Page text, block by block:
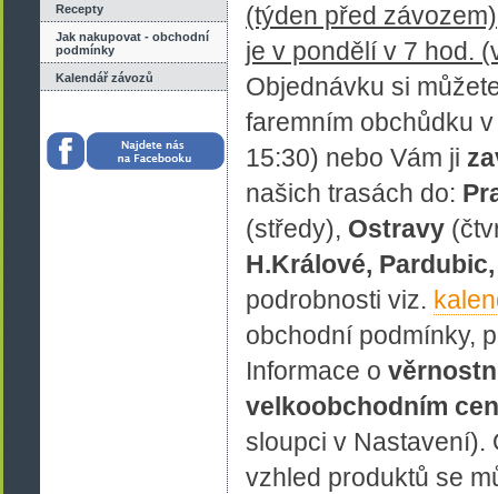
Recepty
Jak nakupovat - obchodní
podmínky
Kalendář závozů
(týden před
je v pondělí v 7 hod.
Objednávku si
faremním obchůdku
15:30) nebo Vám ji
našich trasách do:
(středy), Ostravy
H.Králové,
podrobnosti viz.
obchodní podmínky,
Informace o
velkoobchodním
sloupci v Nastavení).
vzhled produktů se